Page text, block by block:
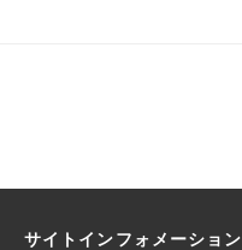
サイトインフォメーション